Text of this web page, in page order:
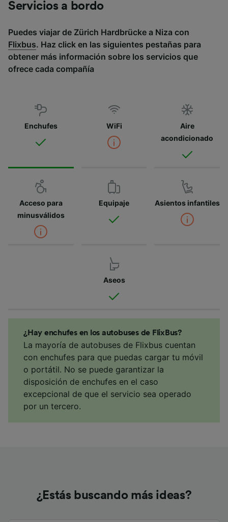
Servicios a bordo
Puedes viajar de Zürich Hardbrücke a Niza con
Flixbus. Haz click en las siguientes pestañas para
obtener más información sobre los servicios que
ofrece cada compañía
Enchufes WiFi
Aire
acondicionado
Acceso para
minusválidos
Equipaje Asientos infantiles
Aseos
¿Hay enchufes en los autobuses de FlixBus?
La mayoría de autobuses de Flixbus cuentan
con enchufes para que puedas cargar tu móvil
o portátil. No se puede garantizar la
disposición de enchufes en el caso
excepcional de que el servicio sea operado
por un tercero.
¿Estás buscando más ideas?